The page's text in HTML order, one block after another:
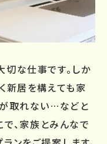
な仕事です。しか
新居を構えても家
取れない…などと
で、家族とみんなで